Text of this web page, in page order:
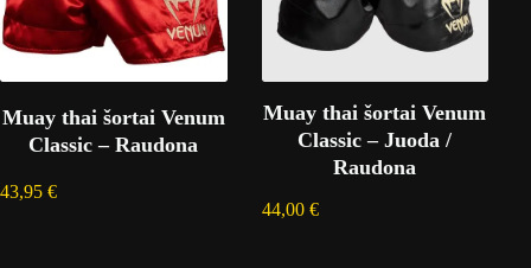
Muay thai šortai Venum
Classic – Raudona
43,95 €
Muay thai šortai Venum
Classic – Juoda /
Raudona
44,00 €